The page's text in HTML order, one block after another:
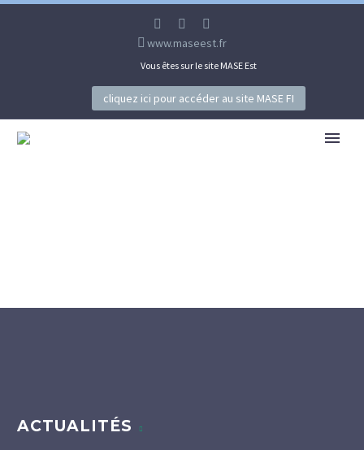
www.maseest.fr
Vous êtes sur le site MASE Est
cliquez ici pour accéder au site MASE FI
ACTUALITÉS